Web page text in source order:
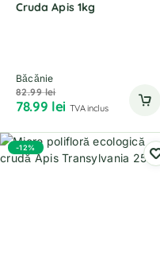
Cruda Apis 1kg
Băcănie
82.99lei
78.99 lei TVA inclus
-12%